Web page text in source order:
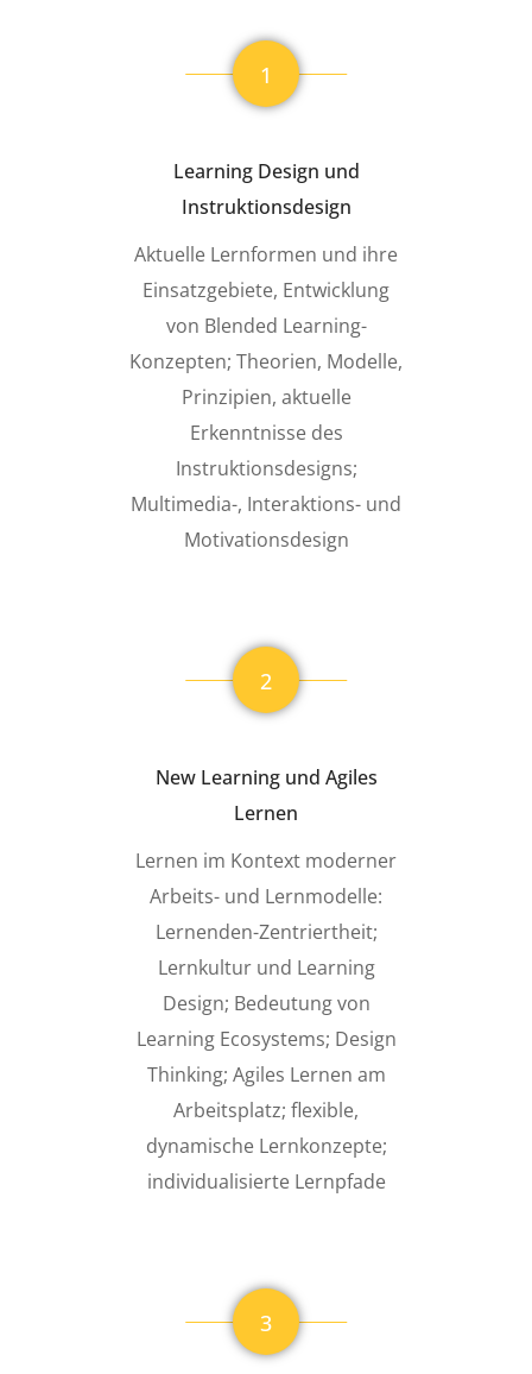
1
Learning Design und
Instruktionsdesign
Aktuelle Lernformen und ihre
Einsatzgebiete, Entwicklung
von Blended Learning-
Konzepten; Theorien, Modelle,
Prinzipien, aktuelle
Erkenntnisse des
Instruktionsdesigns;
Multimedia-, Interaktions- und
Motivationsdesign
2
New Learning und Agiles
Lernen
Lernen im Kontext moderner
Arbeits- und Lernmodelle:
Lernenden-Zentriertheit;
Lernkultur und Learning
Design; Bedeutung von
Learning Ecosystems; Design
Thinking; Agiles Lernen am
Arbeitsplatz; flexible,
dynamische Lernkonzepte;
individualisierte Lernpfade
3